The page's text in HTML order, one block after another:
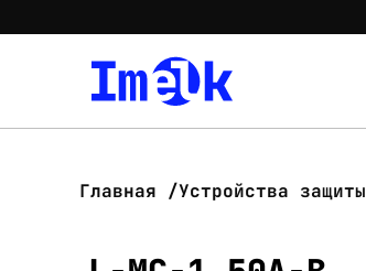
Главная Устройства защиты